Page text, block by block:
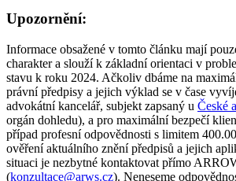
pomáhají realitním kancelářím orientovat se v
Upozornění:
Informace obsažené v tomto článku mají
charakter a slouží k základní orientaci v
stavu k roku 2024. Ačkoliv dbáme na
právní předpisy a jejich výklad se v čase
advokátní kancelář, subjekt zapsaný u České
orgán dohledu), a pro maximální bezpečí
případ profesní odpovědnosti s limitem
ověření aktuálního znění předpisů a jejich
situaci je nezbytné kontaktovat přímo
(konzultace@arws.cz). Neneseme